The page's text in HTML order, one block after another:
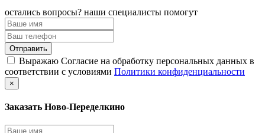
остались вопросы? наши специалисты помогут
Выражаю Согласие на обработку персональных данных в
соответствии с условиями Политики конфиденциальности
×
Заказать Ново-Переделкино